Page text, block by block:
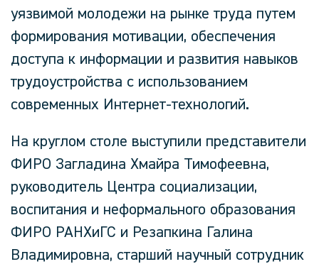
уязвимой молодежи на рынке труда путем
формирования мотивации, обеспечения
доступа к информации и развития навыков
трудоустройства с использованием
современных Интернет-технологий.
На круглом столе выступили представители
ФИРО Загладина Хмайра Тимофеевна,
руководитель Центра социализации,
воспитания и неформального образования
ФИРО РАНХиГС и Резапкина Галина
Владимировна, старший научный сотрудник